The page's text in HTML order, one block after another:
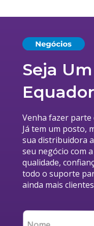
Seja
Venha fazer parte
Já tem um posto,
sua distribuidora
seu negócio com
qualidade,
todo o suporte
ainda mais